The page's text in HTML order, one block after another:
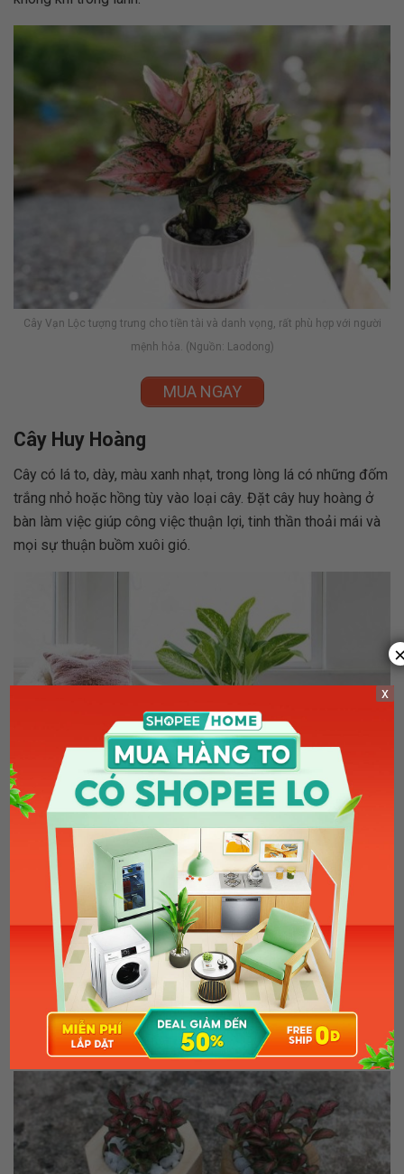
Cây Vạn Lộc tượng trưng cho tiền tài và danh vọng, rất phù hợp với người
mệnh hỏa. (Nguồn: Laodong)
MUA NGAY
Cây Huy Hoàng
Cây có lá to, dày, màu xanh nhạt, trong lòng lá có những đốm
trắng nhỏ hoặc hồng tùy vào loại cây. Đặt cây huy hoàng ở
bàn làm việc giúp công việc thuận lợi, tinh thần thoải mái và
mọi sự thuận buồm xuôi gió.
Cây Huy Hoàng (Nguồn: Hoakiengphattai)
MUA NGAY
Cây Cẩm Nhung Đỏ
Cây còn có tên là cây may mắn. Loại cây này khi đặt ở bàn
làm việc giúp gặp nhiều may mắn trong tình yêu, tình bạn và
suôn sẻ trong công việc.
x